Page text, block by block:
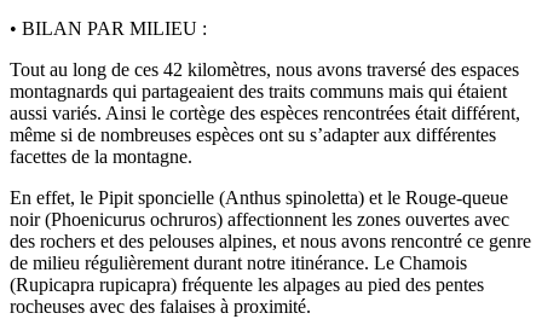
• BILAN PAR MILIEU :
Tout au long de ces 42 kilomètres, nous avons traversé des espaces
montagnards qui partageaient des traits communs mais qui étaient
aussi variés. Ainsi le cortège des espèces rencontrées était différent,
même si de nombreuses espèces ont su s’adapter aux différentes
facettes de la montagne.
En effet, le Pipit sponcielle (Anthus spinoletta) et le Rouge-queue
noir (Phoenicurus ochruros) affectionnent les zones ouvertes avec
des rochers et des pelouses alpines, et nous avons rencontré ce genre
de milieu régulièrement durant notre itinérance. Le Chamois
(Rupicapra rupicapra) fréquente les alpages au pied des pentes
rocheuses avec des falaises à proximité.